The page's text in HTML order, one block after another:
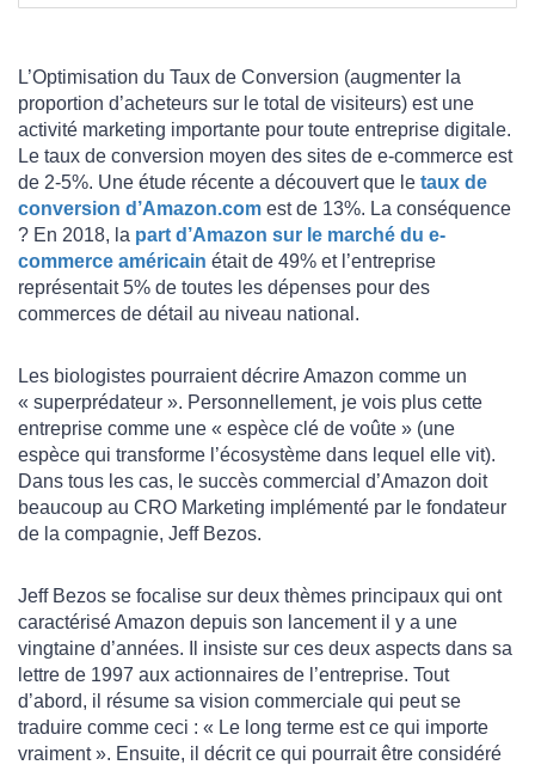
L’Optimisation du Taux de Conversion (augmenter la
proportion d’acheteurs sur le total de visiteurs) est une
activité marketing importante pour toute entreprise digitale.
Le taux de conversion moyen des sites de e-commerce est
de 2-5%. Une étude récente a découvert que le taux de
conversion d’Amazon.com est de 13%. La conséquence
? En 2018, la part d’Amazon sur le marché du e-
commerce américain était de 49% et l’entreprise
représentait 5% de toutes les dépenses pour des
commerces de détail au niveau national.
Les biologistes pourraient décrire Amazon comme un
« superprédateur ». Personnellement, je vois plus cette
entreprise comme une « espèce clé de voûte » (une
espèce qui transforme l’écosystème dans lequel elle vit).
Dans tous les cas, le succès commercial d’Amazon doit
beaucoup au CRO Marketing implémenté par le fondateur
de la compagnie, Jeff Bezos.
Jeff Bezos se focalise sur deux thèmes principaux qui ont
caractérisé Amazon depuis son lancement il y a une
vingtaine d’années. Il insiste sur ces deux aspects dans sa
lettre de 1997 aux actionnaires de l’entreprise. Tout
d’abord, il résume sa vision commerciale qui peut se
traduire comme ceci : « Le long terme est ce qui importe
vraiment ». Ensuite, il décrit ce qui pourrait être considéré